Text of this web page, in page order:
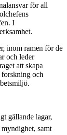
för all
I
inom ramen för de
och leder
att skapa
och
gällande lagar,
samt